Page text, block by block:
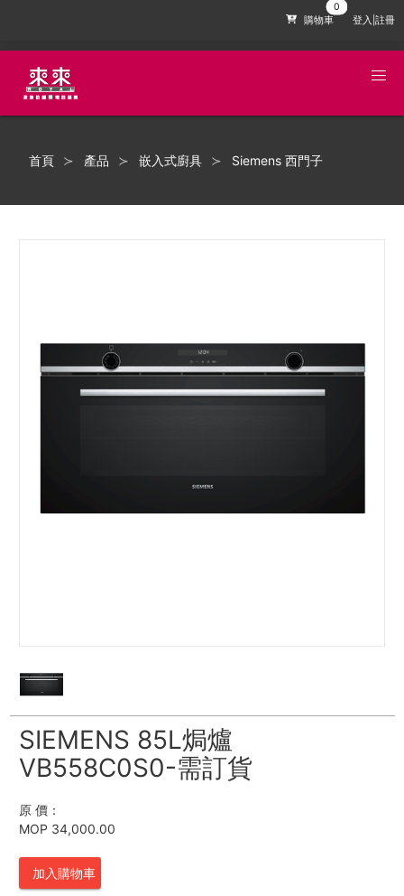
購物車 登入|註冊
首頁 產品 嵌入式廚具 Siemens 西門子
SIEMENS 85L焗爐
VB558C0S0-需訂貨
原 價：
MOP 34,000.00
加入購物車